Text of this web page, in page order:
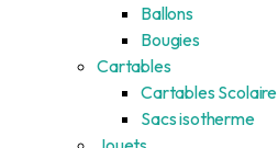
Ballons
Bougies
Cartables
Cartables Scolaire
Sacs isotherme